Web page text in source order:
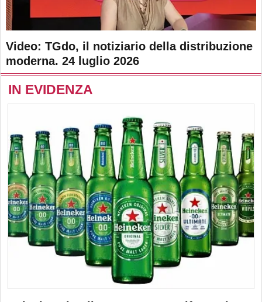
Video: TGdo, il notiziario della distribuzione
moderna. 24 luglio 2026
IN EVIDENZA